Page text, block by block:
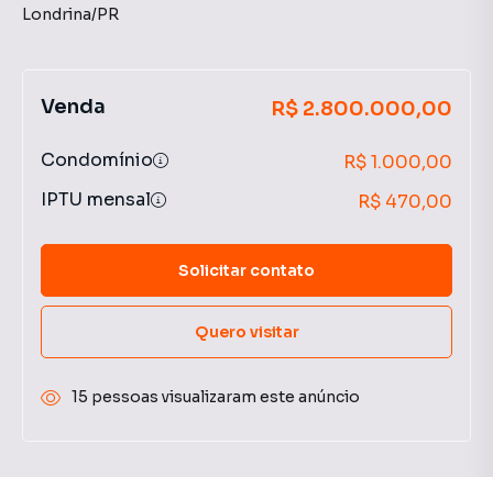
Londrina/PR
Venda R$ 2.800.000,00
Condomínio
R$ 1.000,00
IPTU mensal
R$ 470,00
Solicitar contato
Quero visitar
15 pessoas visualizaram este anúncio